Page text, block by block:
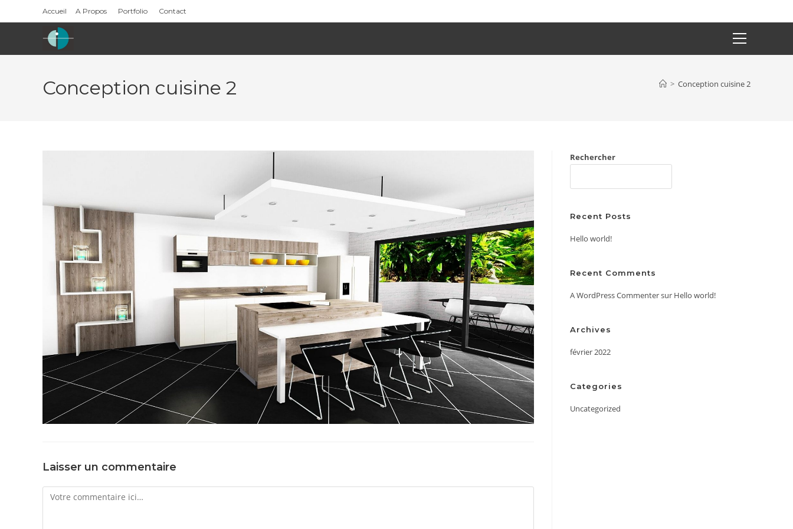
to
Accueil A Propos Portfolio Contact
Main
Conception cuisine 2 > Conception cuisine 2
Laisser un commentaire
Comment
Rechercher
Recent Posts
Hello world!
Recent Comments
A WordPress Commentersur Hello world!
Archives
février 2022
Categories
Uncategorized